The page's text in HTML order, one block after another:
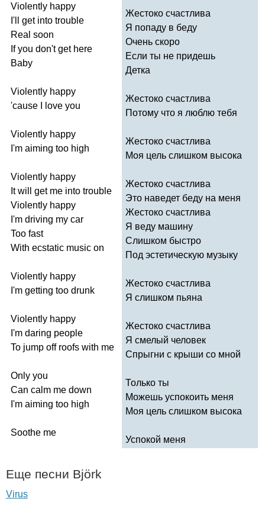
Violently happy
I'll
get into trouble
Real soon
If you don't get here
Baby
Violently happy
'cause love you
Violently happy
I'm aiming too high
Violently happy
It will get me into trouble
Violently happy
I'm driving my car
Too fast
With ecstatic music on
Violently happy
I'm getting too drunk
Violently happy
I'm daring people
To jump off roofs with me
Only you
Can calm me down
I'm aiming too high
Soothe me
Жестоко счастлива
Я попаду в беду
Очень скоро
Если ты не придешь
Детка
Жестоко счастлива
Потому что я люблю тебя
Жестоко счастлива
Моя цель слишком высока
Жестоко счастлива
Это наведет беду на меня
Жестоко счастлива
Я веду машину
Слишком быстро
Под эстетическую музыку
Жестоко счастлива
Я слишком пьяна
Жестоко счастлива
Я смелый человек
Спрыгни с крыши со мной
Только ты
Можешь успокоить меня
Моя цель слишком высока
Успокой меня
Еще песни Björk
Virus